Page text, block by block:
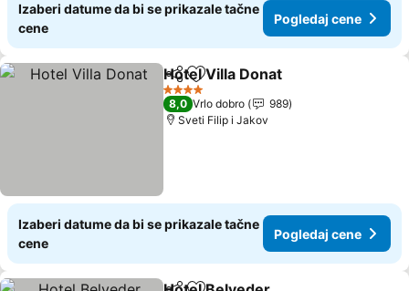
Izaberi datume da bi se prikazale tačne
cene
Pogledaj cene
Deli Dodati u favorite
Hotel Villa Donat
4 Zvezdice
8,0 Vrlo dobro
989
Sveti Filip i Jakov
Izaberi datume da bi se prikazale tačne
cene
Pogledaj cene